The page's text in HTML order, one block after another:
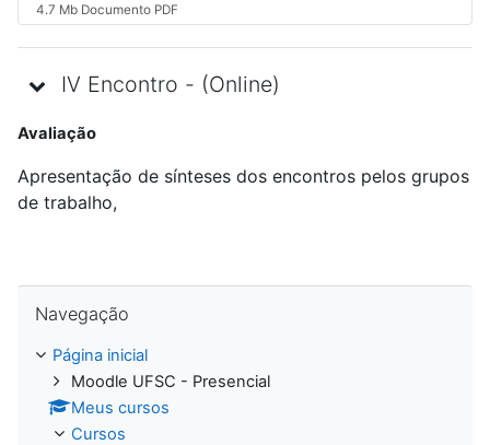
4.7 Mb Documento PDF
IV Encontro - (Online)
Avaliação
Apresentação de sínteses dos encontros pelos grupos
de trabalho,
Navegação
Página inicial
Moodle UFSC - Presencial
Meus cursos
Cursos